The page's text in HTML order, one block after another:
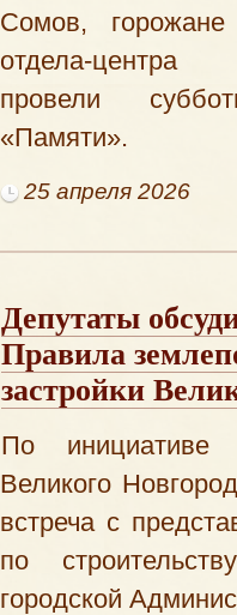
Сомов, горожане
отдела-центра
провели
«Памяти».
25 апреля 2026
Депутаты
Правила
застройки
По инициативе
Великого
встреча с
по
городской